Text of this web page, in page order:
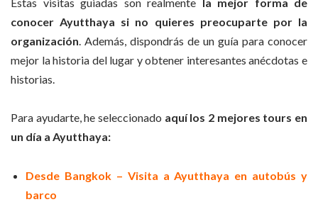
conocer Ayutthaya si no quieres preocuparte por la
organización . Además, dispondrás de un guía para conocer
mejor la historia del lugar y obtener interesantes anécdotas e
historias.
Para ayudarte, he seleccionado aquí los 2 mejores tours en
un día a Ayutthaya:
Desde Bangkok – Visita a Ayutthaya en autobús y
barco